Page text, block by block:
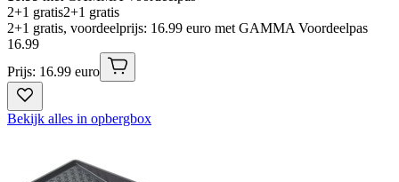
2+1 gratis2+1 gratis
2+1 gratis, voordeelprijs: 16.99 euro met GAMMA Voordeelpas
16.99
Prijs: 16.99 euro
Bekijk alles in opbergbox